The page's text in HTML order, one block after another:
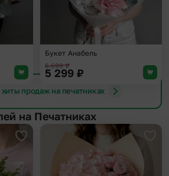
Букет Анабель
6 699₽
5 299 ₽
хиты продаж на печатниках
на Печатниках
Добавить в избранное